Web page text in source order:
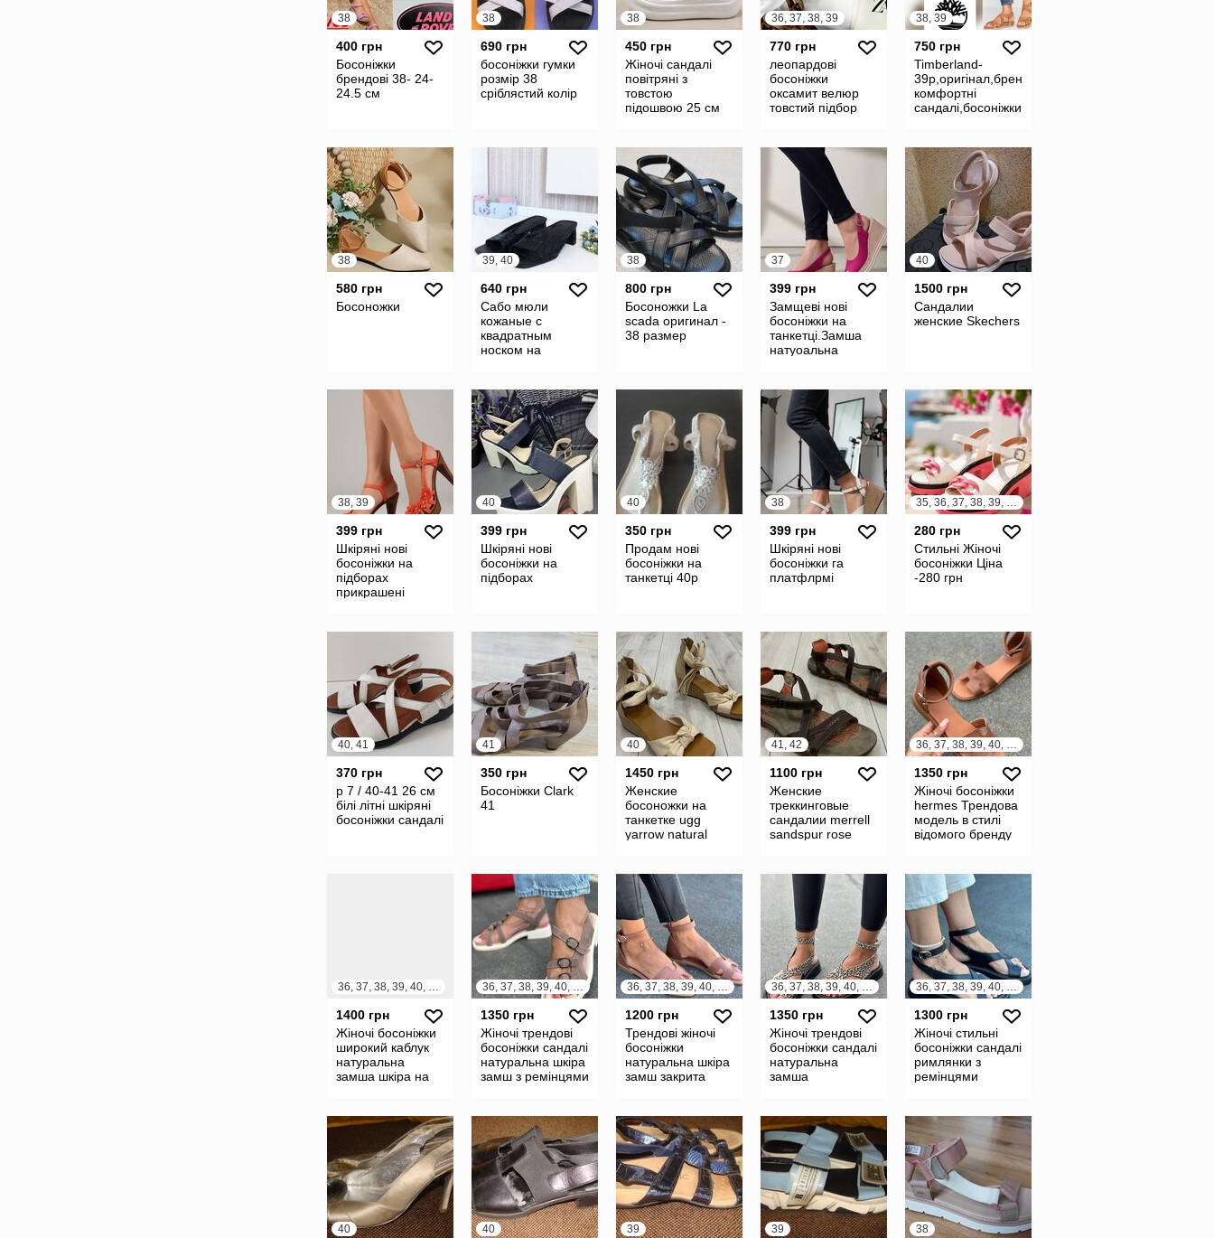
38
400 грн
Босоніжки
брендові 38- 24-
24.5 см
38
690 грн
босоніжки гумки
розмір 38
сріблястий колір
38
450 грн
Жіночі сандалі
повітряні з
товстою
підошвою 25 см
36, 37, 38, 39
770 грн
леопардові
босоніжки
оксамит велюр
товстий підбор
38, 39
750 грн
Timberland-
39p,оригінал,брендові
комфортні
сандалі,босоніжки
38
580 грн
Босоножки
39, 40
640 грн
Сабо мюли
кожаные с
квадратным
носком на
38
800 грн
Босоножки La
scada оригинал -
38 размер
37
399 грн
Замщеві нові
босоніжки на
танкетці.Замша
натуоальна
40
1500 грн
Сандалии
женские Skechers
38, 39
399 грн
Шкіряні нові
босоніжки на
підборах
прикрашені
40
399 грн
Шкіряні нові
босоніжки на
підборах
40
350 грн
Продам нові
босоніжки на
танкетці 40р
38
399 грн
Шкіряні нові
босоніжки га
платфлрмі
35, 36, 37, 38, 39, 40, 41
280 грн
Стильні Жіночі
босоніжки Ціна
-280 грн
40, 41
370 грн
р 7 / 40-41 26 см
білі літні шкіряні
босоніжки сандалі
41
350 грн
Босоніжки Clark
41
40
1450 грн
Женские
босоножки на
танкетке ugg
yarrow natural
41, 42
1100 грн
Женские
треккинговые
сандалии merrell
sandspur rose
36, 37, 38, 39, 40, 41
1350 грн
Жіночі босоніжки
hermes Трендова
модель в стилі
відомого бренду
36, 37, 38, 39, 40, 41
1400 грн
Жіночі босоніжки
широкий каблук
натуральна
замша шкіра на
36, 37, 38, 39, 40, 41
1350 грн
Жіночі трендові
босоніжки сандалі
натуральна шкіра
замш з ремінцями
36, 37, 38, 39, 40, 41
1200 грн
Трендові жіночі
босоніжки
натуральна шкіра
замш закрита
36, 37, 38, 39, 40, 41
1350 грн
Жіночі трендові
босоніжки сандалі
натуральна
замша
36, 37, 38, 39, 40, 41
1300 грн
Жіночі стильні
босоніжки сандалі
римлянки з
ремінцями
40 40 39 39 38